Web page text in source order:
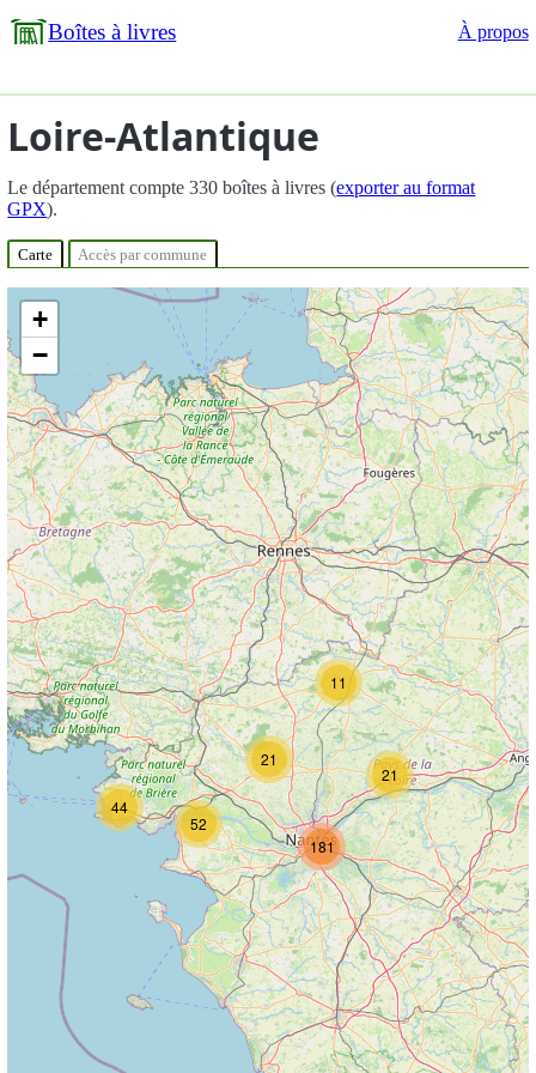
Boîtes à livres À propos
Loire-Atlantique
Le département compte 330 boîtes à livres (exporter au format
GPX).
Carte Accès par commune
11
52
21
44
21
181
+
−